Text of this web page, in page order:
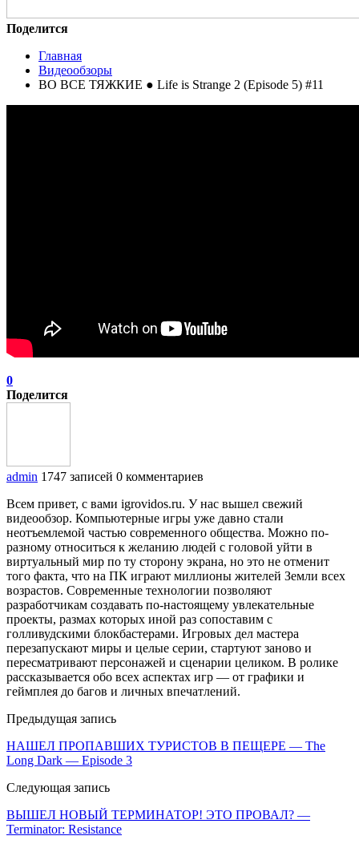
Поделится
Главная
Видеообзоры
ВО ВСЕ ТЯЖКИЕ ● Life is Strange 2 (Episode 5) #11
0
Поделится
admin 1747 записей 0 комментариев
Всем привет, с вами igrovidos.ru. У нас вышел свежий
видеообзор. Компьютерные игры уже давно стали
неотъемлемой частью современного общества. Можно по-
разному относиться к желанию людей с головой уйти в
виртуальный мир по ту сторону экрана, но это не отменит
того факта, что на ПК играют миллионы жителей Земли всех
возрастов. Современные технологии позволяют
разработчикам создавать по-настоящему увлекательные
проекты, размах которых иной раз сопоставим с
голливудскими блокбастерами. Игровых дел мастера
перезапускают миры и целые серии, стартуют заново и
пересматривают персонажей и сценарии целиком. В ролике
рассказывается обо всех аспектах игр — от графики и
геймплея до багов и личных впечатлений.
Предыдущая запись
НАШЕЛ ПРОПАВШИХ ТУРИСТОВ В ПЕЩЕРЕ — The
Long Dark — Episode 3
Следующая запись
ВЫШЕЛ НОВЫЙ ТЕРМИНАТОР! ЭТО ПРОВАЛ? —
Terminator: Resistance